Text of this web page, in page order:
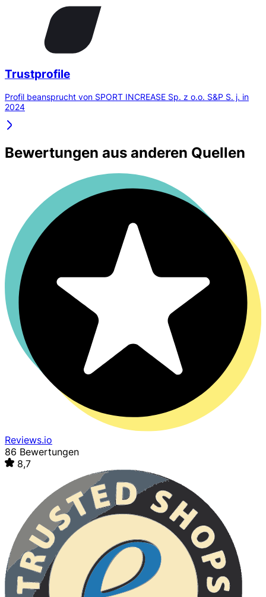
Trustprofile
Profil beansprucht von SPORT INCREASE Sp. z o.o. S&P S. j. in
2024
Bewertungen aus anderen Quellen
Reviews.io
86 Bewertungen
8,7